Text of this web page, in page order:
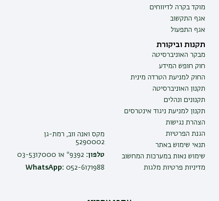
מוקד בקרה לדיווחים
אגף התקשוב
אגף התפעול
תקנות וביקורת
מבקר האוניברסיטה
חוק חופש המידע
החוק למניעת הטרדה מינית
תקנון האוניברסיטה
תקנונים ונהלים
תקנון למניעת ניגוד אינטרסים
הצהרת נגישות
הגנת הפרטיות
תנאי שימוש באתר
שימוש נאות במערכות המחשוב
מדיניות פרטיות מלגות
מקס ואנה ווב, רמת-גן
5290002
טלפון: 9392* או 03-5317000
WhatsApp: 052-6171988